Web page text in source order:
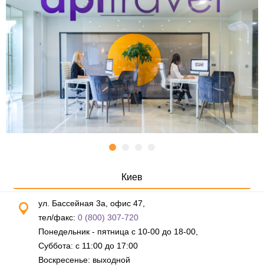
Киев
ул. Бассейная 3а, офис 47,
тел/факс: 0 (800) 307-720
Понедельник - пятница с 10-00 до 18-00,
Суббота: с 11:00 до 17:00
Воскресенье: выходной